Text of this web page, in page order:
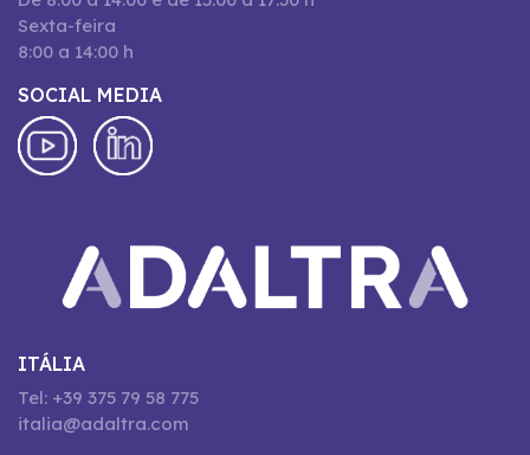
Sexta-feira
8:00 a 14:00 h
SOCIAL MEDIA
ITÁLIA
Tel: +39 375 79 58 775
italia@adaltra.com